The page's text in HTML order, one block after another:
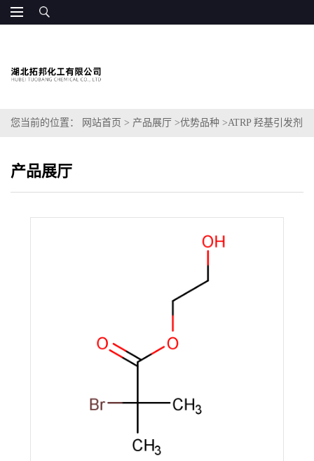
您当前的位置： 网站首页 > 产品展厅 >优势品种 >ATRP 羟基引发剂
产品展厅